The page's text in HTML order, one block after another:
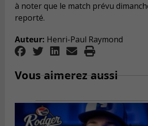
à noter que le match prévu
reporté.
Auteur: Henri-Paul Raymond
Vous aimerez aussi